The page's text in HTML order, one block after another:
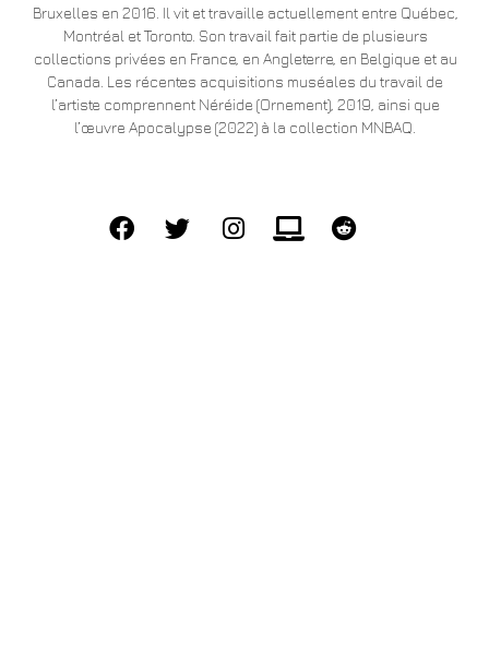
Bruxelles en 2016. Il vit et travaille actuellement entre Québec,
Montréal et Toronto. Son travail fait partie de plusieurs
collections privées en France, en Angleterre, en Belgique et au
Canada. Les récentes acquisitions muséales du travail de
l’artiste comprennent Néréide (Ornement), 2019, ainsi que
l’œuvre Apocalypse (2022) à la collection MNBAQ.